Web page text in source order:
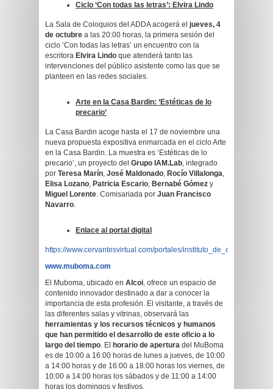
Ciclo ‘Con todas las letras’: Elvira Lindo
La Sala de Coloquios del ADDA acogerá el jueves, 4
de octubre a las 20:00 horas, la primera sesión del
ciclo ‘Con todas las letras’ un encuentro con la
escritora Elvira Lindo que atenderá tanto las
intervenciones del público asistente como las que se
planteen en las redes sociales.
Arte en la Casa Bardin: ‘Estéticas de lo
precario’
La Casa Bardin acoge hasta el 17 de noviembre una
nueva propuesta expositiva enmarcada en el ciclo Arte
en la Casa Bardin. La muestra es ‘Estéticas de lo
precario’, un proyecto del Grupo IAM.Lab, integrado
por Teresa Marín, José Maldonado, Rocío Villalonga,
Elisa Lozano, Patricia Escario, Bernabé Gómez y
Miguel Lorente. Comisariada por Juan Francisco
Navarro.
Enlace al portal digital
https://www.cervantesvirtual.com/portales/
www.muboma.com
El Muboma, ubicado en Alcoi, ofrece un espacio de
contenido innovador destinado a dar a conocer la
importancia de esta profesión. El visitante, a través de
las diferentes salas y vitrinas, observará las
herramientas y los recursos técnicos y humanos
que han permitido el desarrollo de este oficio a lo
largo del tiempo. El horario de apertura del MuBoma
es de 10:00 a 16:00 horas de lunes a jueves, de 10:00
a 14:00 horas y de 16:00 a 18:00 horas los viernes, de
10:00 a 14:00 horas los sábados y de 11:00 a 14:00
horas los domingos y festivos.